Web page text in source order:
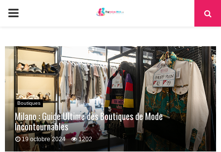
PRIMARY
Boutiques
Milano : Guide Ultime des Boutiques de Mode
Incontournables
19 octobre 2024 1202